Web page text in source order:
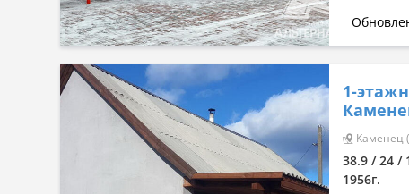
1-
Каменец
38.9 / 24 /
1956г.